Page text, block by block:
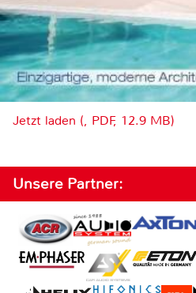
Jetzt laden (, PDF, 12.9 MB)
Unsere Partner: